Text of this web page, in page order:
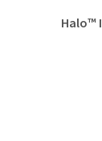
Halo™